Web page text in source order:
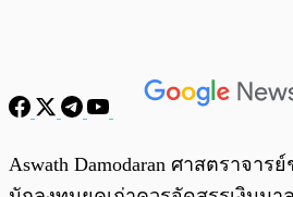
พร้อมเล่น
Aswath Damodaran ศาสตราจา